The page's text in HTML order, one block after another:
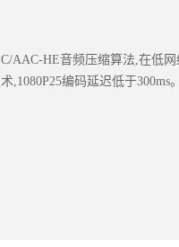
AAC-HE音频压缩算法,在低网
编码延迟低于300ms。